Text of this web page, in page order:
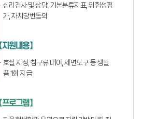
심리검사 및 상담, 기본분류지표, 위험성평
가, 자치당번동의
【지원내용】
호실 지정, 침구류 대여, 세면도구 등 생필
품 1회 지급
【프로그램】